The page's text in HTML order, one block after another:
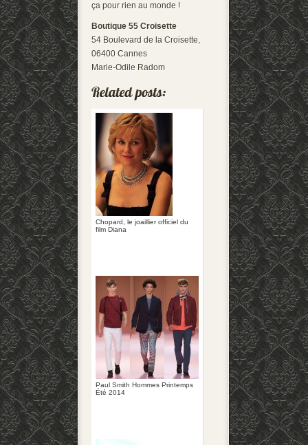
ça pour rien au monde !
Boutique 55 Croisette
54 Boulevard de la Croisette,
06400 Cannes
Marie-Odile Radom
Chopard, le joaillier officiel du
film Diana
Paul Smith Hommes Printemps
Été 2014